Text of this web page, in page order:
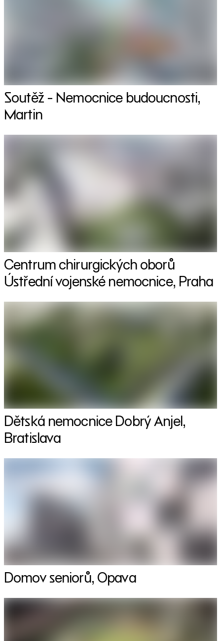
Soutěž - Nemocnice budoucnosti,
Martin
Centrum chirurgických oborů
Ústřední vojenské nemocnice, Praha
Dětská nemocnice Dobrý Anjel,
Bratislava
Domov seniorů, Opava